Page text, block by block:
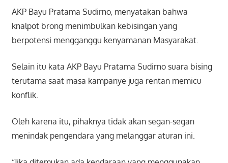
AKP Bayu Pratama Sudirno, menyatakan bahwa
knalpot brong menimbulkan kebisingan yang
berpotensi mengganggu kenyamanan Masyarakat.
Selain itu kata AKP Bayu Pratama Sudirno suara bising
terutama saat masa kampanye juga rentan memicu
konflik.
Oleh karena itu, pihaknya tidak akan segan-segan
menindak pengendara yang melanggar aturan ini.